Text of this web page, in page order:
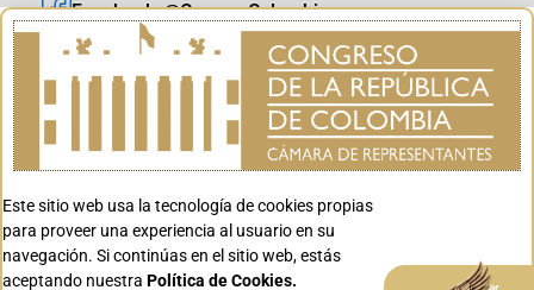
Facebook_@CamaraColombia
Instagram_@CamaraColombia
X_@CamaraColombia
Youtube_@CamaraColombia
Youtube_@CanalCongreso
Este sitio web usa la tecnología de cookies propias
para proveer una experiencia al usuario en su
navegación. Si continúas en el sitio web, estás
aceptando nuestra Política de Cookies. Aceptar